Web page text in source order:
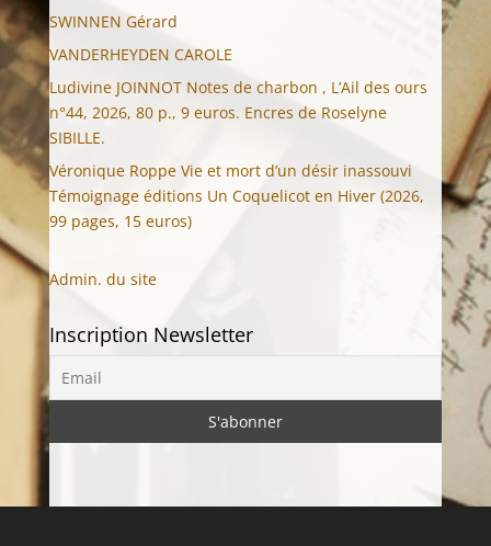
SWINNEN Gérard
VANDERHEYDEN CAROLE
Ludivine JOINNOT Notes de charbon , L’Ail des ours
n°44, 2026, 80 p., 9 euros. Encres de Roselyne
SIBILLE.
Véronique Roppe Vie et mort d’un désir inassouvi
Témoignage éditions Un Coquelicot en Hiver (2026,
99 pages, 15 euros)
Admin. du site
Inscription Newsletter